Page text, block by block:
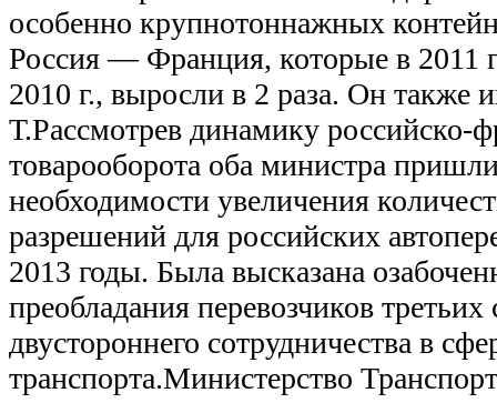
особенно крупнотоннажных
Россия — Франция, которые в 2011
2010 г., выросли в 2 раза. Он также
Т.Рассмотрев динамику российско-
товарооборота оба министра
необходимости увеличения
разрешений для российских
2013 годы. Была высказана
преобладания перевозчиков третьих
двустороннего сотрудничества в
транспорта.Министерство